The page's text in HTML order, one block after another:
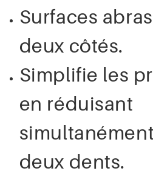
Surfaces
deux côtés.
Simplifie les
en réduisant
deux dents.